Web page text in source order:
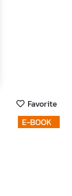
Favorite
E-BOOK